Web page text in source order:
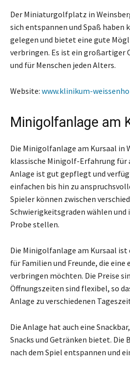
Der Miniaturgolfplatz in
sich entspannen und Spaß haben
gelegen und bietet eine gute
verbringen. Es ist ein großartiger
und für Menschen jeden Alters.
Website: www.klinikum-
Minigolfanlage am
Die Minigolfanlage am Kursaal in
klassische Minigolf-Erfahrung für
Anlage ist gut gepflegt und
einfachen bis hin zu
Spieler können zwischen
Schwierigkeitsgraden wählen und
Probe stellen.
Die Minigolfanlage am Kursaal
für Familien und Freunde, die
verbringen möchten. Die Preise
Öffnungszeiten sind flexibel, so
Anlage zu verschiedenen
Die Anlage hat auch eine
Snacks und Getränken bietet. Die
nach dem Spiel entspannen und